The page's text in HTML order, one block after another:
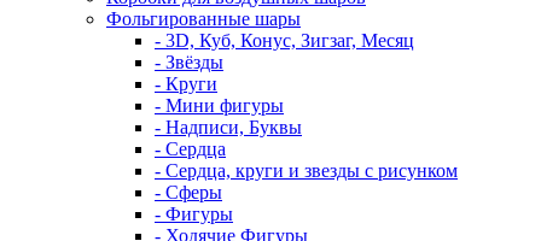
Фольгированные шары
- 3D, Куб, Конус, Зигзаг, Месяц
- Звёзды
- Круги
- Мини фигуры
- Надписи, Буквы
- Сердца
- Сердца, круги и звезды с рисунком
- Сферы
- Фигуры
- Ходячие Фигуры